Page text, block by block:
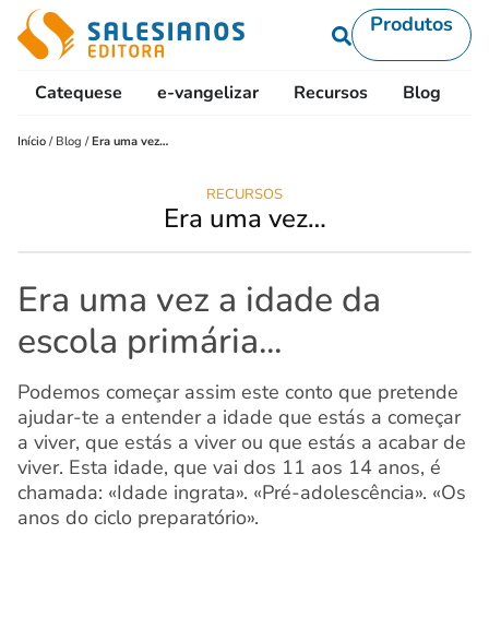
Produtos
Catequese e-vangelizar Recursos Blog
Início / Blog /Era uma vez…
RECURSOS
Era uma vez…
Era uma vez a idade da
escola primária...
Podemos começar assim este conto que pretende
ajudar-te a entender a idade que estás a começar
a viver, que estás a viver ou que estás a acabar de
viver. Esta idade, que vai dos 11 aos 14 anos, é
chamada: «Idade ingrata». «Pré-adolescência». «Os
anos do ciclo preparatório».